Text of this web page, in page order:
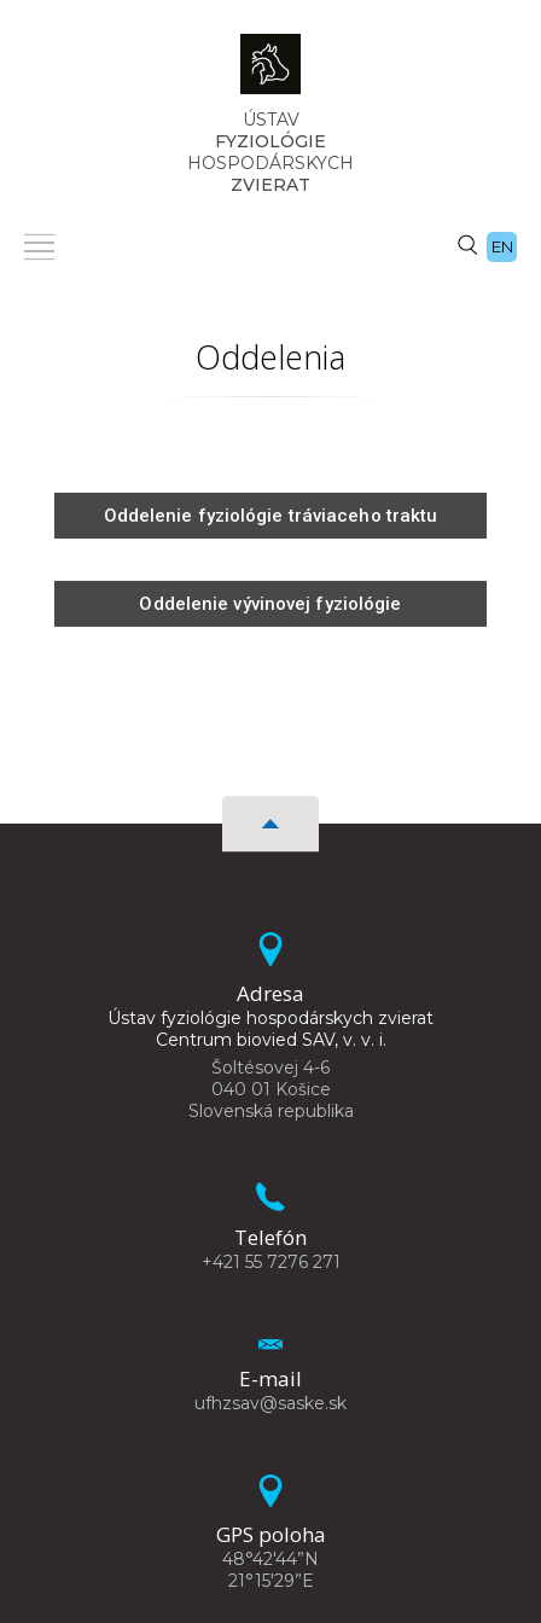
ÚSTAV
FYZIOLÓGIE
HOSPODÁRSKYCH
ZVIERAT
EN
Oddelenia
Oddelenie fyziológie tráviaceho traktu
Oddelenie vývinovej fyziológie
Adresa
Ústav fyziológie hospodárskych zvierat
Centrum biovied SAV, v. v. i.
Šoltésovej 4-6
040 01 Košice
Slovenská republika
Telefón
+421 55 7276 271
E-mail
ufhzsav@saske.sk
GPS poloha
48°42'44”N
21°15'29”E